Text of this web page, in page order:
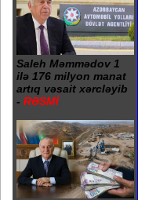
Saleh Məmmədov 1
ilə 176 milyon manat
artıq vəsait xərcləyib
- RƏSMİ